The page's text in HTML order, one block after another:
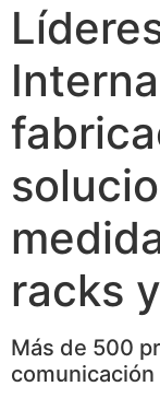
racks
Más de 500